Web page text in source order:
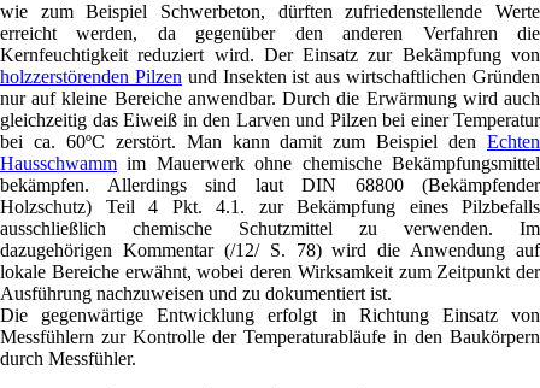
wie zum Beispiel Schwerbeton, dürften zufriedenstellende Werte
erreicht werden, da gegenüber den anderen Verfahren die
Kernfeuchtigkeit reduziert wird. Der Einsatz zur Bekämpfung von
holzzerstörenden Pilzen und Insekten ist aus wirtschaftlichen Gründen
nur auf kleine Bereiche anwendbar. Durch die Erwärmung wird auch
gleichzeitig das Eiweiß in den Larven und Pilzen bei einer Temperatur
bei ca. 60ºC zerstört. Man kann damit zum Beispiel den Echten
Hausschwamm im Mauerwerk ohne chemische Bekämpfungsmittel
bekämpfen. Allerdings sind laut DIN 68800 (Bekämpfender
Holzschutz) Teil 4 Pkt. 4.1. zur Bekämpfung eines Pilzbefalls
ausschließlich chemische Schutzmittel zu verwenden. Im
dazugehörigen Kommentar (/12/ S. 78) wird die Anwendung auf
lokale Bereiche erwähnt, wobei deren Wirksamkeit zum Zeitpunkt der
Ausführung nachzuweisen und zu dokumentiert ist.
Die gegenwärtige Entwicklung erfolgt in Richtung Einsatz von
Messfühlern zur Kontrolle der Temperaturabläufe in den Baukörpern
durch Messfühler.